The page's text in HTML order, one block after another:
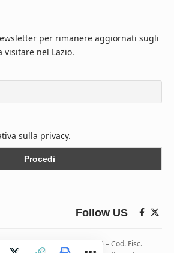
per rimanere aggiornati sugli
nel Lazio.
sulla privacy.
Follow US
9 04026 Minturno (LT) – Cod. Fisc.